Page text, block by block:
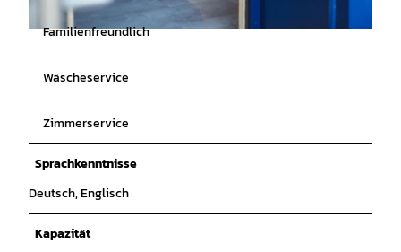
© www.bildgefaehrten.de, GASTHOF DÜCKINGHAUS mit HOTEL BAHNHOF LECHTRUP - MERZEN
Familienfreundlich
Wäscheservice
Zimmerservice
Sprachkenntnisse
Deutsch, Englisch
Kapazität